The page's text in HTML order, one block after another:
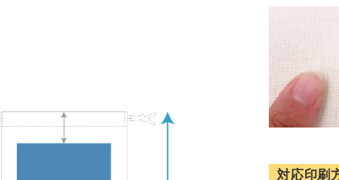
対応印刷